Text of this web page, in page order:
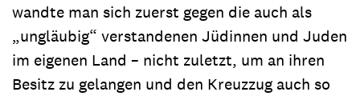
wandte man sich zuerst gegen die auch als
„ungläubig“ verstandenen Jüdinnen und Juden
im eigenen Land – nicht zuletzt, um an ihren
Besitz zu gelangen und den Kreuzzug auch so